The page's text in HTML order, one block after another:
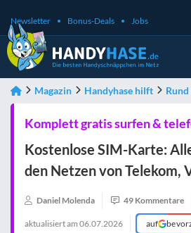
Newsletter Bonus-Deals Jobs
Magazin Handyhase hilft
Komplett gratis surfen &
Kostenlose SIM-Karte:
den Netzen von Telekom,
Daniel Molenda 49 Kommentare
aktualisiert am 06.07.2026 auf